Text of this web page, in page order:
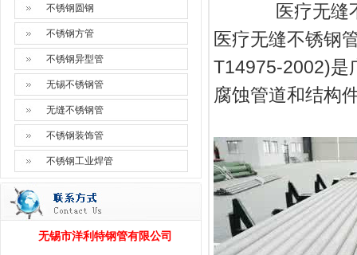
不锈钢圆钢
不锈钢方管
不锈钢异型管
无锡不锈钢管
无缝不锈钢管
不锈钢装饰管
不锈钢工业焊管
无锡市洋利特钢管有限公司
医疗无缝不锈
医疗无缝不锈钢
T14975-2002)是
腐蚀管道和结构